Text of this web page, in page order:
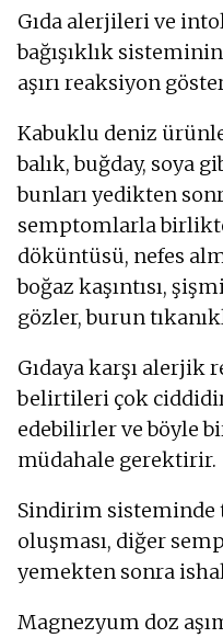
Gıda alerjileri ve
bağışıklık
aşırı reaksiyon
Kabuklu deniz
balık, buğday, soya
bunları yedikten
semptomlarla
döküntüsü, nefes
boğaz kaşıntısı,
gözler, burun
Gıdaya karşı alerjik
belirtileri çok
edebilirler ve böyle
müdahale gerektirir.
Sindirim sisteminde
oluşması, diğer
yemekten sonra
Magnezyum doz